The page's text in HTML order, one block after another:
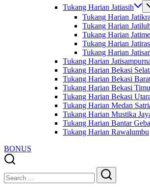
Tukang Harian Jatiasih
Tukang Harian
Tukang Harian
Tukang Harian
Tukang Harian
Tukang Harian
Tukang Harian
Tukang Harian Bekasi
Tukang Harian Bekasi
Tukang Harian Bekasi
Tukang Harian Bekasi
Tukang Harian Medan
Tukang Harian Mustika
Tukang Harian Bantar
Tukang Harian Rawalumbu
BONUS
Search
Search